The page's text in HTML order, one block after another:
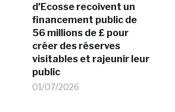
d’Ecosse recoivent un
financement public de
56 millions de £ pour
créer des réserves
visitables et rajeunir leur
public
01/07/2026